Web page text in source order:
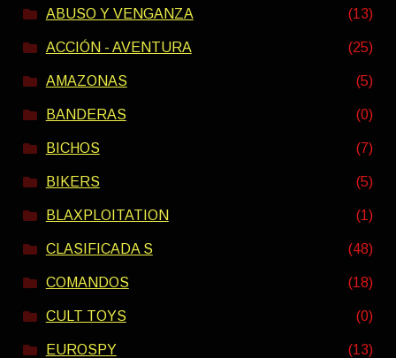
ABUSO Y VENGANZA (13)
ACCIÓN - AVENTURA (25)
AMAZONAS (5)
BANDERAS (0)
BICHOS (7)
BIKERS (5)
BLAXPLOITATION (1)
CLASIFICADA S (48)
COMANDOS (18)
CULT TOYS (0)
EUROSPY (13)